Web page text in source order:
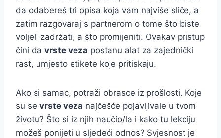
da odabereš tri opisa koja vam najviše sliče, a
zatim razgovaraj s partnerom o tome što biste
voljeli zadržati, a što promijeniti. Ovakav pristup
čini da vrste veza postanu alat za zajednički
rast, umjesto etikete koje pritiskaju.
Ako si samac, potraži obrasce iz prošlosti. Koje
su se vrste veza najčešće pojavljivale u tvom
životu? Što si iz njih naučio/la i kako tu lekciju
možeš ponijeti u sljedeći odnos? Svjesnost je